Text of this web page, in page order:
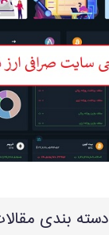
دسته بندی